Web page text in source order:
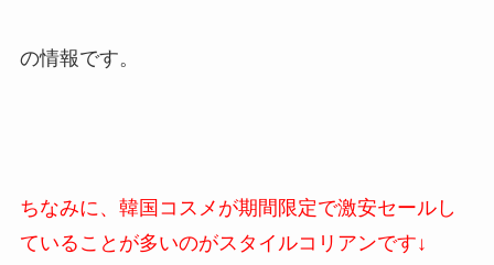
の情報です。
ちなみに、韓国コスメが期間限定で激安セールし
ていることが多いのがスタイルコリアンです↓